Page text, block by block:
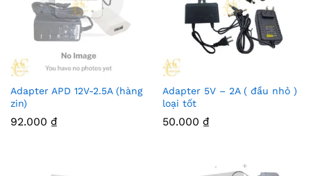
Adapter APD 12V-2.5A (hàng
zin)
92.000 ₫
Adapter 5V – 2A ( đầu nhỏ )
loại tốt
50.000 ₫